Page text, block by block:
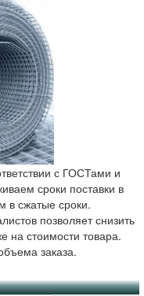
с ГОСТами и
сроки поставки в
в сжатые сроки.
позволяет снизить
на стоимости товара.
заказа.